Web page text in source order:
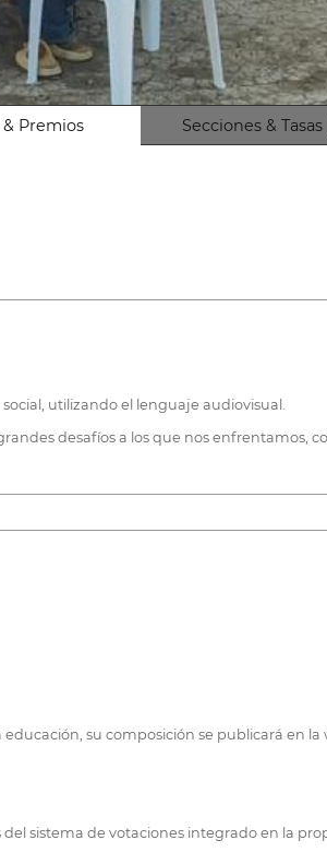
& Premios Secciones & Tasas
utilizando el lenguaje audiovisual.
desafíos a los que nos enfrentamos,
su composición se publicará en la
sistema de votaciones integrado en la